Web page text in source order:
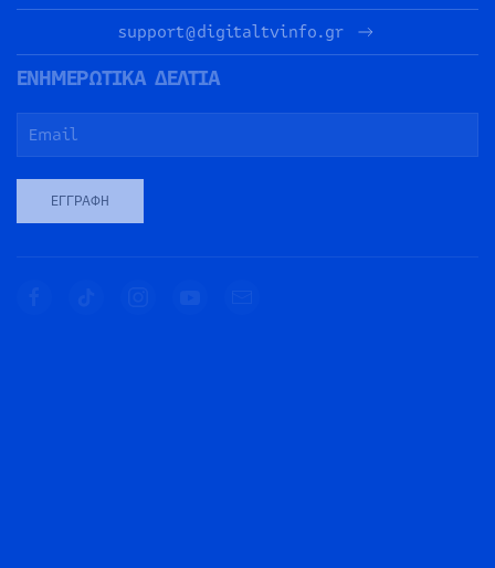
support@digitaltvinfo.gr
ΕΝΗΜΕΡΩΤΙΚΑ ΔΕΛΤΙΑ
ΕΓΓΡΑΦΉ